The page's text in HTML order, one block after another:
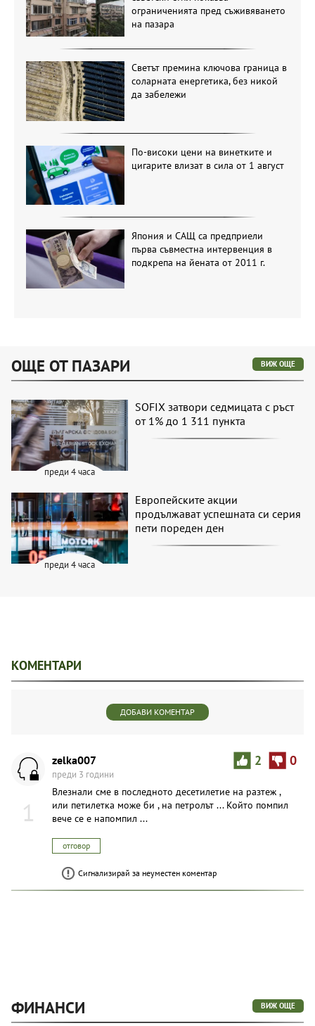
ограниченията пред съживяването
на пазара
Светът премина ключова граница в
соларната енергетика, без никой
да забележи
По-високи цени на винетките и
цигарите влизат в сила от 1 август
Япония и САЩ са предприели
първа съвместна интервенция в
подкрепа на йената от 2011 г.
ОЩЕ ОТ ПАЗАРИ ВИЖ ОЩЕ
преди 4 часа
SOFIX затвори седмицата с ръст
от 1% до 1 311 пункта
преди 4 часа
Европейските акции
продължават успешната си серия
пети пореден ден
КОМЕНТАРИ
ДОБАВИ КОМЕНТАР
1
2 0
zelka007
преди 3 години
Влезнали сме в последното десетилетие на разтеж ,
или петилетка може би , на петролът ... Който помпил
вече се е напомпил ...
отговор
Сигнализирай за неуместен коментар
ФИНАНСИ ВИЖ ОЩЕ